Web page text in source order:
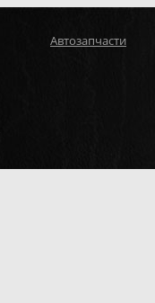
Автозапчасти